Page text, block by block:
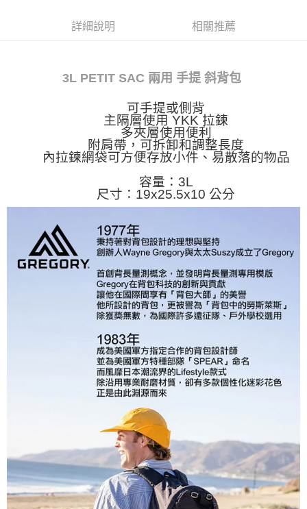
詳細說明 相關推薦
3L PETIT SAC 兩用 手提 斜背包
可手提或側背
主隔層使用 YKK 拉鍊
多夾層使用便利
附肩帶，可拆卸和調整長度
內拉鍊網袋可方便存放小件、易散落的物品
容量：3L
尺寸：19x25.5x10 公分